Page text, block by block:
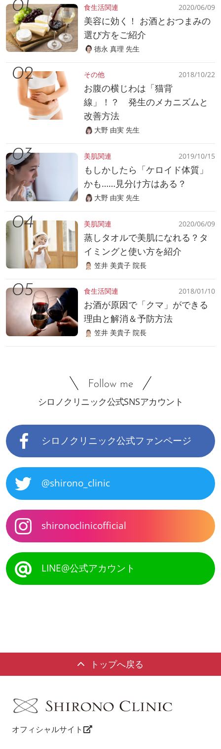
食生活関連 2020/06/09
美容に効く！ お酒とおつまみの
選び方をご紹介
徳永 真理 先生
その他 2018/10/22
お腹の横じわは「猫背
線」！？ 発生のメカニズムと
改善方法
大野 由実 先生
美肌関連 2019/10/15
もしかしたら「ケロイド体質」
かも……見分け方はある？
大野 由実 先生
美肌関連 2020/06/09
蒸しタオルで美肌になれる？タ
イミングと使い方を紹介
笠井 美貴子 院長
食生活関連 2018/01/10
お酒が原因で「クマ」ができる
理由と解消＆予防方法
笠井 美貴子 院長
Follow me
シロノクリニック公式SNSアカウント
シロノクリニック公式ファンページ
@shirono_clinic
shironoclinicofficial
LINE@公式アカウント
トップへ戻る
オフィシャルサイト